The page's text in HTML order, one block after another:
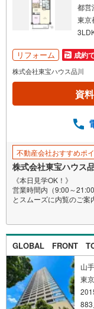
都営
東京
リフォーム 成約
株式会社東宝ハウス品川
資
不動産会社おすすめポ
株式会社東宝ハウス
《本日見学OK！》
営業時間内（9:00～
とスムーズに内覧のご案
【Yahoo！ 不動産キャ
当店で物件を成約すると
「Yahoo！ 不動産 物件
「資料をもらう」「見学
※必ずYahoo！ JAPAN ID
※PayPayボーナスライト
ご案内・詳細な資料のご
GLOBAL FRONT
山
東